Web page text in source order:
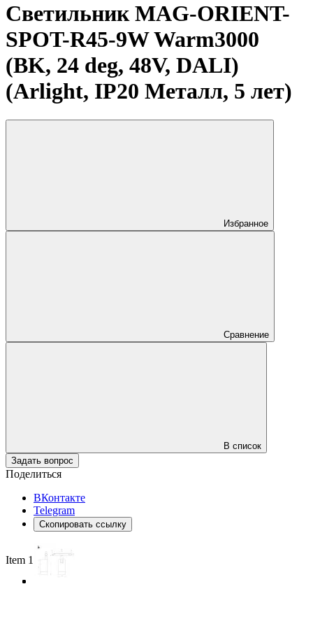
Светильник MAG-ORIENT-
SPOT-R45-9W Warm3000
(BK, 24 deg, 48V, DALI)
(Arlight, IP20 Металл, 5 лет)
Избранное
Сравнение
В список
Задать вопрос
Поделиться
ВКонтакте
Telegram
Скопировать ссылку
Item 1 of 3